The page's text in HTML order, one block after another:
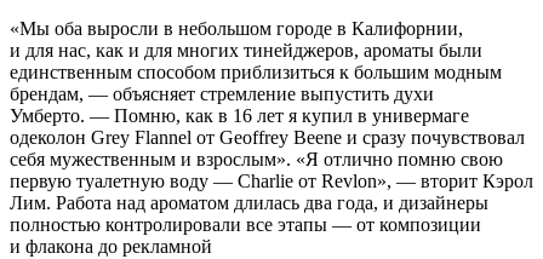
«Мы оба выросли в небольшом городе в Калифорнии,
и для нас, как и для многих тинейджеров, ароматы были
единственным способом приблизиться к большим модным
брендам, — объясняет стремление выпустить духи
Умберто. — Помню, как в 16 лет я купил в универмаге
одеколон Grey Flannel от Geoffrey Beene и сразу почувствовал
себя мужественным и взрослым». «Я отлично помню свою
первую туалетную воду — Charlie от Revlon», — вторит Кэрол
Лим. Работа над ароматом длилась два года, и дизайнеры
полностью контролировали все этапы — от композиции
и флакона до рекламной